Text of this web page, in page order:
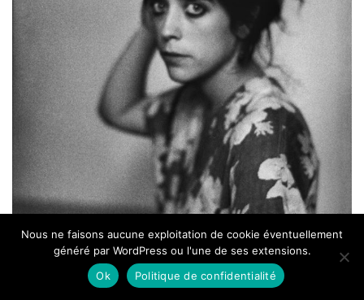
Nous ne faisons aucune exploitation de cookie éventuellement
généré par WordPress ou l'une de ses extensions.
Ok
Politique de confidentialité